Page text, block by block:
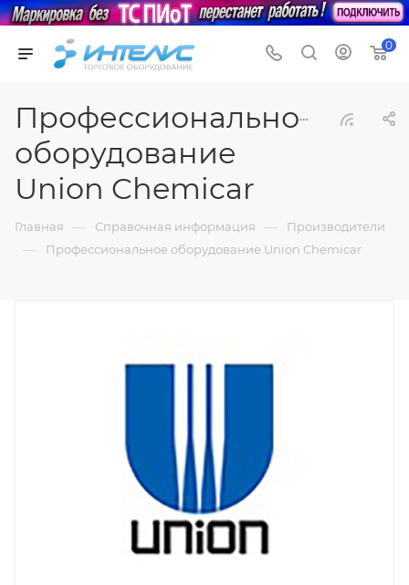
0
Профессиональное
оборудование
Union Chemicar
Главная — Справочная информация — Производители
— Профессиональное оборудование Union Chemicar